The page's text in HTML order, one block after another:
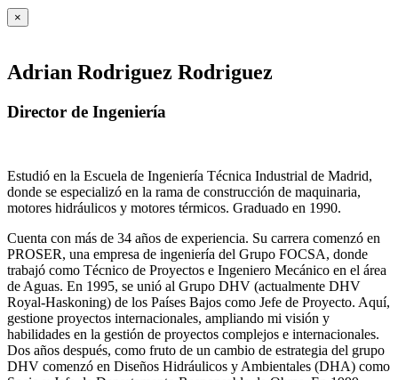
×
Adrian Rodriguez Rodriguez
Director de Ingeniería
Estudió en la Escuela de Ingeniería Técnica Industrial de Madrid,
donde se especializó en la rama de construcción de maquinaria,
motores hidráulicos y motores térmicos. Graduado en 1990.
Cuenta con más de 34 años de experiencia. Su carrera comenzó en
PROSER, una empresa de ingeniería del Grupo FOCSA, donde
trabajó como Técnico de Proyectos e Ingeniero Mecánico en el área
de Aguas. En 1995, se unió al Grupo DHV (actualmente DHV
Royal-Haskoning) de los Países Bajos como Jefe de Proyecto. Aquí,
gestione proyectos internacionales, ampliando mi visión y
habilidades en la gestión de proyectos complejos e internacionales.
Dos años después, como fruto de un cambio de estrategia del grupo
DHV comenzó en Diseños Hidráulicos y Ambientales (DHA) como